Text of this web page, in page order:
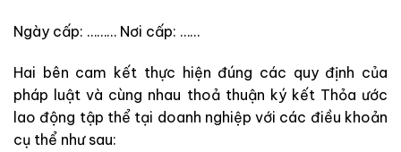
Ngày cấp: ……… Nơi cấp: ……
Hai bên cam kết thực hiện đúng các quy định của
pháp luật và cùng nhau thoả thuận ký kết Thỏa ước
lao động tập thể tại doanh nghiệp với các điều khoản
cụ thể như sau: